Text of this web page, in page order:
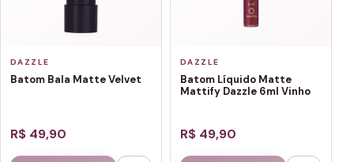
DAZZLE
Batom Bala Matte Velvet
R$ 49,90
DAZZLE
Batom Líquido Matte
Mattify Dazzle 6ml Vinho
R$ 49,90